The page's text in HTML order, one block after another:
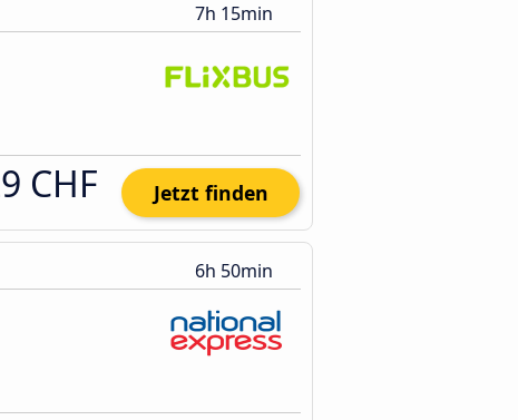
7h 15min
CHF Jetzt finden
6h 50min